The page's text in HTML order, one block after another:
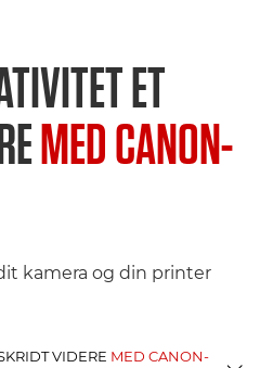
ET
MED CANON-
kamera og din printer
VIDERE MED CANON-